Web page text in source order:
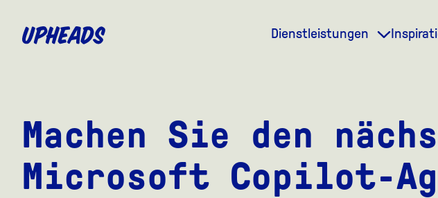
HAUPTINHALT
SPRINGEN
Dienstleistungen
Machen Sie den
Microsoft Copilot-